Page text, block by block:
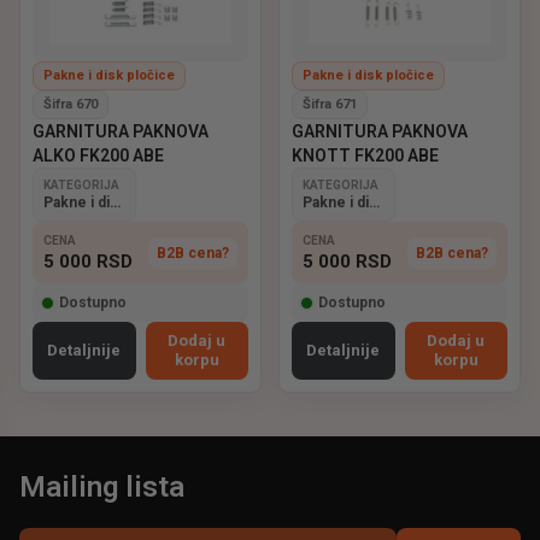
Pakne i disk pločice
Šifra 670
GARNITURA PAKNOVA
ALKO FK200 ABE
KATEGORIJA
Pakne i disk pločice
CENA
5 000 RSD B2B cena?
Dostupno
Detaljnije
Dodaj u
korpu
Pakne i disk pločice
Šifra 671
GARNITURA PAKNOVA
KNOTT FK200 ABE
KATEGORIJA
Pakne i disk pločice
CENA
5 000 RSD B2B cena?
Dostupno
Detaljnije
Dodaj u
korpu
Mailing lista